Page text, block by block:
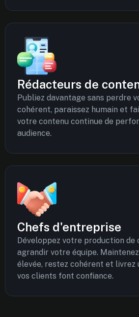
Rédacteurs de
Publiez davantage sans perdre
cohérent, paraissez humain et
votre contenu continue de
audience.
Chefs d'entreprise
Développez votre production de
agrandir votre équipe.
élevée, restez cohérent et livrez
vos clients font confiance.